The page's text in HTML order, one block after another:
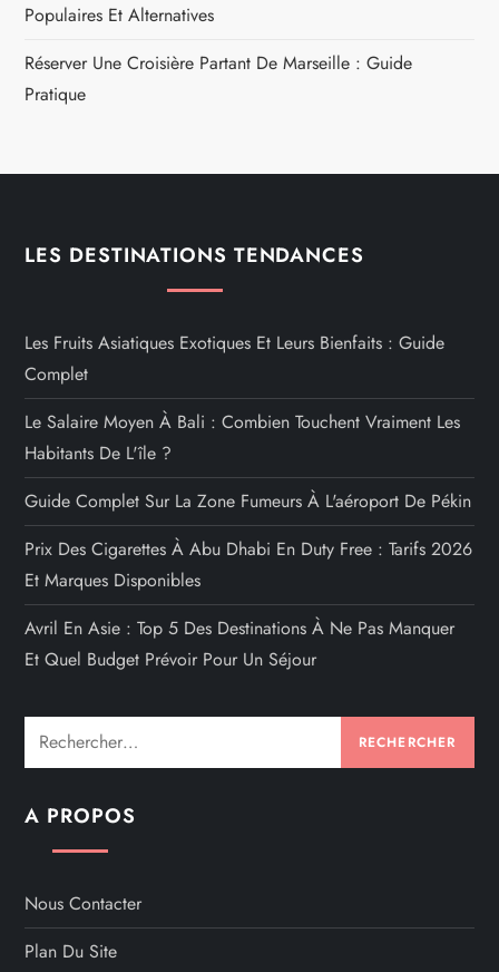
Populaires Et Alternatives
Réserver Une Croisière Partant De Marseille : Guide
Pratique
LES DESTINATIONS TENDANCES
Les Fruits Asiatiques Exotiques Et Leurs Bienfaits : Guide
Complet
Le Salaire Moyen À Bali : Combien Touchent Vraiment Les
Habitants De L'île ?
Guide Complet Sur La Zone Fumeurs À L'aéroport De Pékin
Prix Des Cigarettes À Abu Dhabi En Duty Free : Tarifs 2026
Et Marques Disponibles
Avril En Asie : Top 5 Des Destinations À Ne Pas Manquer
Et Quel Budget Prévoir Pour Un Séjour
Rechercher :
A PROPOS
Nous Contacter
Plan Du Site